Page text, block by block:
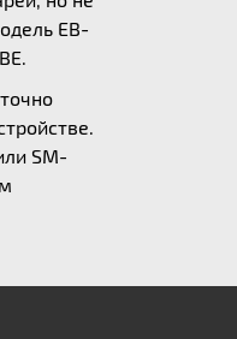
EB-
SM-